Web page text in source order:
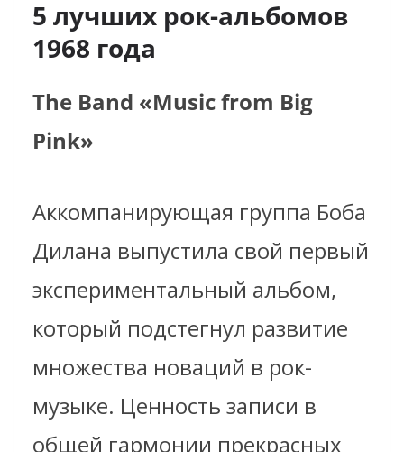
5 лучших рок-альбомов
1968 года
The Band «Music from Big
Pink»
Аккомпанирующая группа Боба
Дилана выпустила свой первый
экспериментальный альбом,
который подстегнул развитие
множества новаций в рок-
музыке. Ценность записи в
общей гармонии прекрасных